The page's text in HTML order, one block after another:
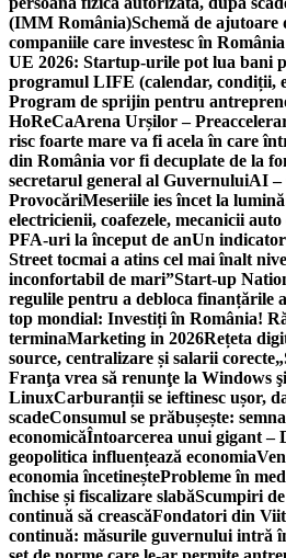
(IMM România)Schemă de
companiile care investesc în
UE 2026: Startup-urile pot lua bani
programul LIFE (calendar, condiții,
Program de sprijin pentru
HoReCaArena Urșilor –
risc foarte mare va fi acela în care
din România vor fi decuplate de la
secretarul general al GuvernuluiAI –
ProvocăriMeseriile ies încet la
electricienii, coafezele, mecanicii
PFA-uri la început de anUn
Street tocmai a atins cel mai înalt
inconfortabil de mari”Start-up
regulile pentru a debloca finanțările
top mondial: Investiți în România!
terminaMarketing in 2026Rețeta
source, centralizare și salarii corecte
Franţa vrea să renunţe la Windows
LinuxCarburanții se ieftinesc ușor,
scadeConsumul se prăbușește:
economicăÎntoarcerea unui gigant –
geopolitica influențează economia
economia încetineșteProbleme în
închise și fiscalizare slabăScumpiri
continuă să creascăFondatori din
continuă: măsurile guvernului intră